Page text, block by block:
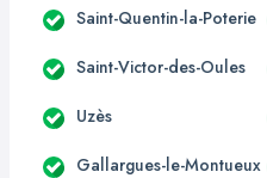
Saint-Quentin-la-Poterie
Saint-Victor-des-Oules
Uzès
Gallargues-le-Montueux